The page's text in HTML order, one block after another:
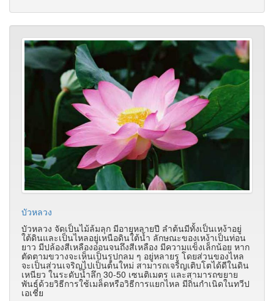
บัวหลวง
บัวหลวง จัดเป็นไม้ล้มลุก มีอายุหลายปี ลำต้นมีทั้งเป็นเหง้าอยู่
ใต้ดินและเป็นไหลอยู่เหนือดินใต้น้ำ ลักษณะของเหง้าเป็นท่อน
ยาว มีปล้องสีเหลืองอ่อนจนถึงสีเหลือง มีความแข็งเล็กน้อย หาก
ตัดตามขวางจะเห็นเป็นรูปกลม ๆ อยู่หลายรู โดยส่วนของไหล
จะเป็นส่วนเจริญไปเป็นต้นใหม่ สามารถเจริญเติบโตได้ดีในดิน
เหนียว ในระดับน้ำลึก 30-50 เซนติเมตร และสามารถขยาย
พันธุ์ด้วยวิธีการใช้เมล็ดหรือวิธีการแยกไหล มีถิ่นกำเนิดในทวีป
เอเชีย